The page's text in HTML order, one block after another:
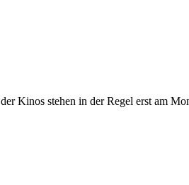
Kinos stehen in der Regel erst am